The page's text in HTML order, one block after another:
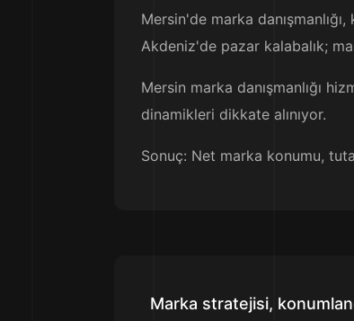
Mersin'de marka
Akdeniz'de pazar kalabalık;
Mersin marka danışmanlığı
dinamikleri dikkate alınıyor.
Sonuç: Net marka konumu,
Marka stratejisi,